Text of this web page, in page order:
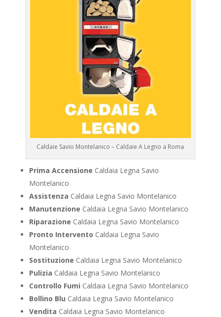
Caldaie Savio Montelanico – Caldaie A Legno a Roma
Prima Accensione Caldaia Legna Savio
Montelanico
Assistenza Caldaia Legna Savio Montelanico
Manutenzione Caldaia Legna Savio Montelanico
Riparazione Caldaia Legna Savio Montelanico
Pronto Intervento Caldaia Legna Savio
Montelanico
Sostituzione Caldaia Legna Savio Montelanico
Pulizia Caldaia Legna Savio Montelanico
Controllo Fumi Caldaia Legna Savio Montelanico
Bollino Blu Caldaia Legna Savio Montelanico
Vendita Caldaia Legna Savio Montelanico